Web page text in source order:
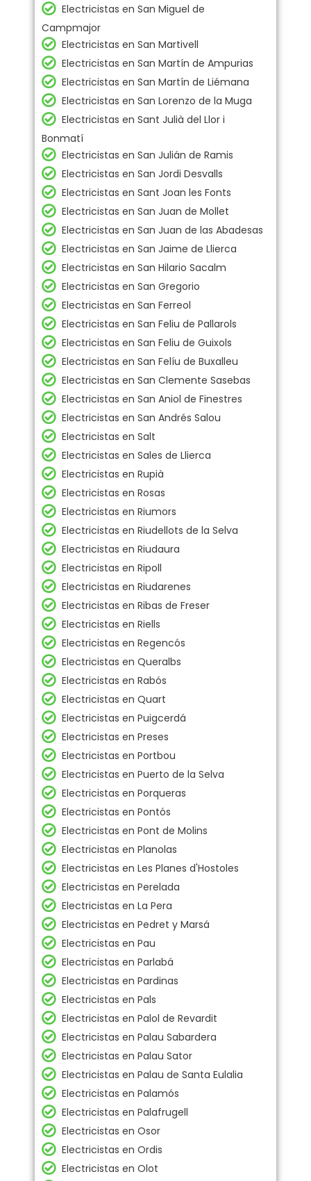
Electricistas en San Miguel de
Campmajor
Electricistas en San Martivell
Electricistas en San Martín de Ampurias
Electricistas en San Martín de Liémana
Electricistas en San Lorenzo de la Muga
Electricistas en Sant Julià del Llor i
Bonmatí
Electricistas en San Julián de Ramis
Electricistas en San Jordi Desvalls
Electricistas en Sant Joan les Fonts
Electricistas en San Juan de Mollet
Electricistas en San Juan de las Abadesas
Electricistas en San Jaime de Llierca
Electricistas en San Hilario Sacalm
Electricistas en San Gregorio
Electricistas en San Ferreol
Electricistas en San Feliu de Pallarols
Electricistas en San Feliu de Guixols
Electricistas en San Felíu de Buxalleu
Electricistas en San Clemente Sasebas
Electricistas en San Aniol de Finestres
Electricistas en San Andrés Salou
Electricistas en Salt
Electricistas en Sales de Llierca
Electricistas en Rupià
Electricistas en Rosas
Electricistas en Riumors
Electricistas en Riudellots de la Selva
Electricistas en Riudaura
Electricistas en Ripoll
Electricistas en Riudarenes
Electricistas en Ribas de Freser
Electricistas en Riells
Electricistas en Regencós
Electricistas en Queralbs
Electricistas en Rabós
Electricistas en Quart
Electricistas en Puigcerdá
Electricistas en Preses
Electricistas en Portbou
Electricistas en Puerto de la Selva
Electricistas en Porqueras
Electricistas en Pontós
Electricistas en Pont de Molins
Electricistas en Planolas
Electricistas en Les Planes d'Hostoles
Electricistas en Perelada
Electricistas en La Pera
Electricistas en Pedret y Marsá
Electricistas en Pau
Electricistas en Parlabá
Electricistas en Pardinas
Electricistas en Pals
Electricistas en Palol de Revardit
Electricistas en Palau Sabardera
Electricistas en Palau Sator
Electricistas en Palau de Santa Eulalia
Electricistas en Palamós
Electricistas en Palafrugell
Electricistas en Osor
Electricistas en Ordis
Electricistas en Olot